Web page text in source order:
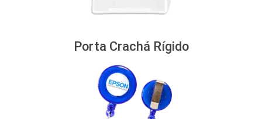
Porta Crachá Rígido